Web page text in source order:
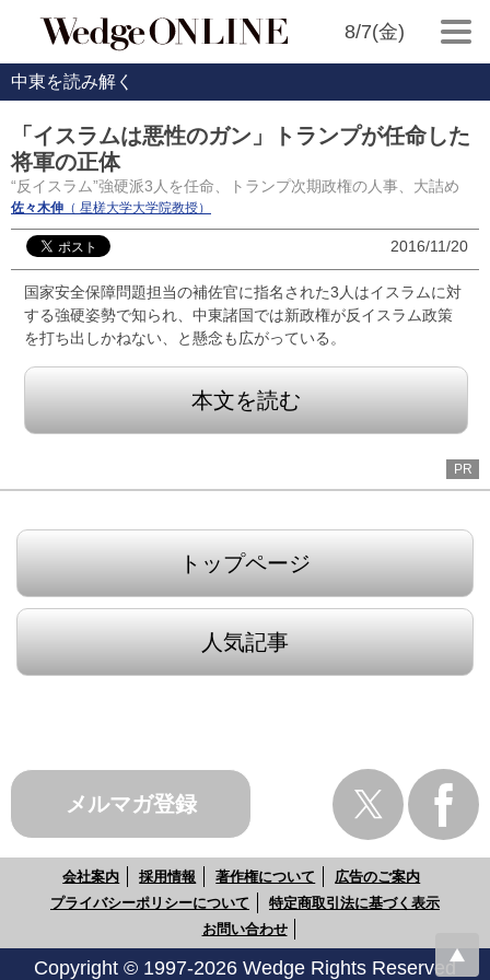
8/7(金)
中東を読み解く
「イスラムは悪性のガン」トランプが任命した
将軍の正体
“反イスラム”強硬派3人を任命、トランプ次期政権の人事、大詰め
佐々木伸 （ 星槎大学大学院教授）
2016/11/20
国家安全保障問題担当の補佐官に 指名された3人はイスラムに対
する強硬姿勢で知られ、中東諸国では新政権が反イスラム政策
を打ち出しかねない、と懸念も広がっている。
本文を読む
PR
トップページ
人気記事
メルマガ登録
会社案内 採用情報 著作権について
広告のご案内
プライバシーポリシーについて
特定商取引法に基づく表示
お問い合わせ
Copyright © 1997-2026 Wedge Rights Reserved